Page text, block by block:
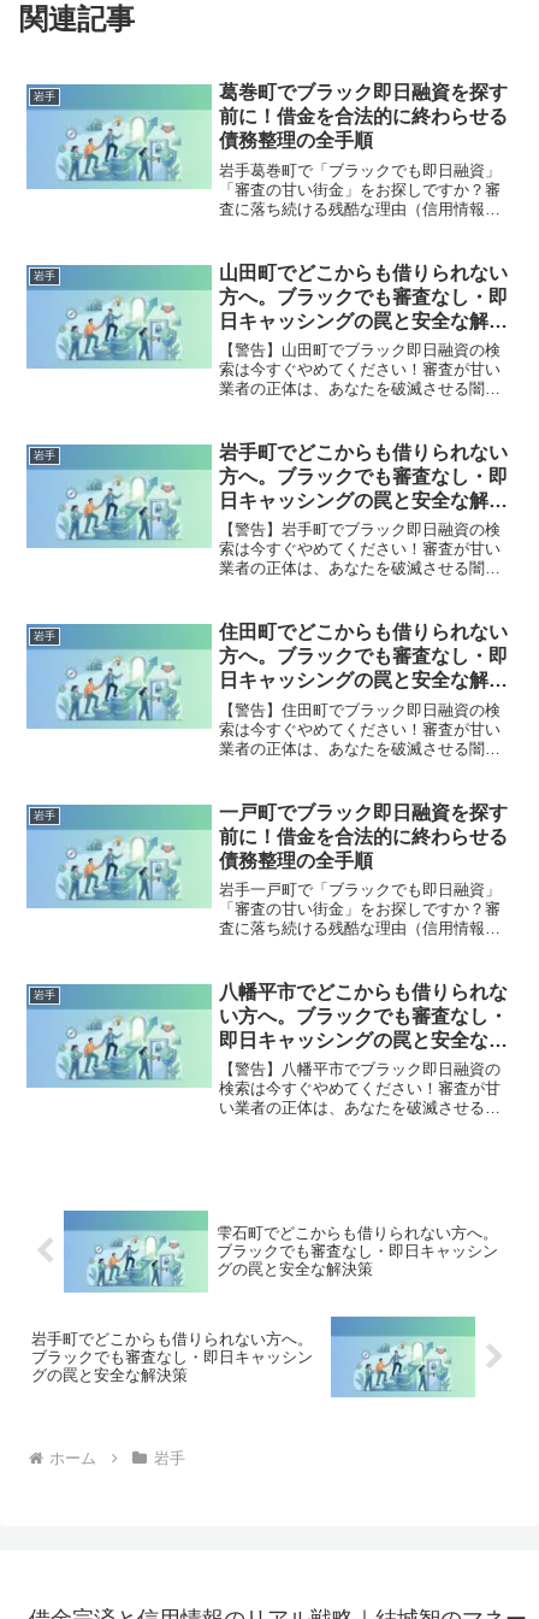
関連記事
岩手
葛巻町でブラック即日融資を探す
前に！借金を合法的に終わらせる
債務整理の全手順
岩手葛巻町で「ブラックでも即日融資」
「審査の甘い街金」をお探しですか？審
査に落ち続ける残酷な理由（信用情報と
底解説。多重債務の地獄から抜け出し、
合法的に借金を減額・免除する「債務整
理」の正しい知識と、今すぐ督促を止め
る無料相談窓口をご案内します。
岩手
山田町でどこからも借りられない
方へ。ブラックでも審査なし・即
日キャッシングの罠と安全な解決
策
【警告】山田町でブラック即日融資の検
索は今すぐやめてください！審査が甘い
業者の正体は、あなたを破滅させる闇金
町で違法業者を避け、借金地獄から抜け
出した方々の実体験と確実な解決策を完
全公開。
岩手
岩手町でどこからも借りられない
方へ。ブラックでも審査なし・即
日キャッシングの罠と安全な解決
策
【警告】岩手町でブラック即日融資の検
索は今すぐやめてください！審査が甘い
業者の正体は、あなたを破滅させる闇金
町で違法業者を避け、借金地獄から抜け
出した方々の実体験と確実な解決策を完
全公開。
岩手
住田町でどこからも借りられない
方へ。ブラックでも審査なし・即
日キャッシングの罠と安全な解決
策
【警告】住田町でブラック即日融資の検
索は今すぐやめてください！審査が甘い
業者の正体は、あなたを破滅させる闇金
町で違法業者を避け、借金地獄から抜け
出した方々の実体験と確実な解決策を完
全公開。
岩手
一戸町でブラック即日融資を探す
前に！借金を合法的に終わらせる
債務整理の全手順
岩手一戸町で「ブラックでも即日融資」
「審査の甘い街金」をお探しですか？審
査に落ち続ける残酷な理由（信用情報と
底解説。多重債務の地獄から抜け出し、
合法的に借金を減額・免除する「債務整
理」の正しい知識と、今すぐ督促を止め
る無料相談窓口をご案内します。
岩手
八幡平市でどこからも借りられな
い方へ。ブラックでも審査なし・
即日キャッシングの罠と安全な解
決策
【警告】八幡平市でブラック即日融資の
検索は今すぐやめてください！審査が甘
い業者の正体は、あなたを破滅させる闇
雫石町でどこからも借りられない方へ。
ブラックでも審査なし・即日キャッシン
グの罠と安全な解決策
岩手町でどこからも借りられない方へ。
ブラックでも審査なし・即日キャッシン
グの罠と安全な解決策
ホーム 岩手